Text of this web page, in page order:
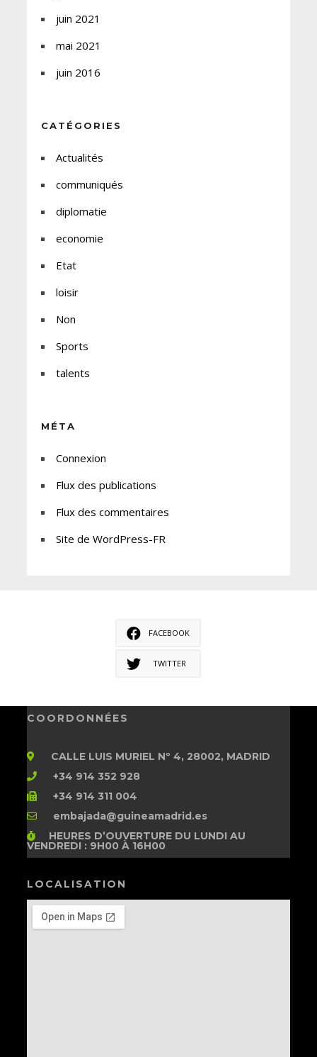
juin 2021
mai 2021
juin 2016
CATÉGORIES
Actualités
communiqués
diplomatie
economie
Etat
loisir
Non
Sports
talents
MÉTA
Connexion
Flux des publications
Flux des commentaires
Site de WordPress-FR
FACEBOOK
TWITTER
COORDONNÉES
CALLE LUIS MURIEL Nº 4, 28002, MADRID
+34 914 352 928
+34 914 311 004
embajada@guineamadrid.es
HEURES D’OUVERTUREDU LUNDI AU
VENDREDI : 9H00 À 16H00
LOCALISATION